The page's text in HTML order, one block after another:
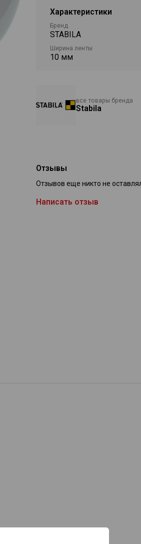
Характеристики
Бренд
STABILA
Ширина ленты
10 мм
все товары бренда
Stabila
Отзывы
Отзывов еще никто не
Написать отзыв